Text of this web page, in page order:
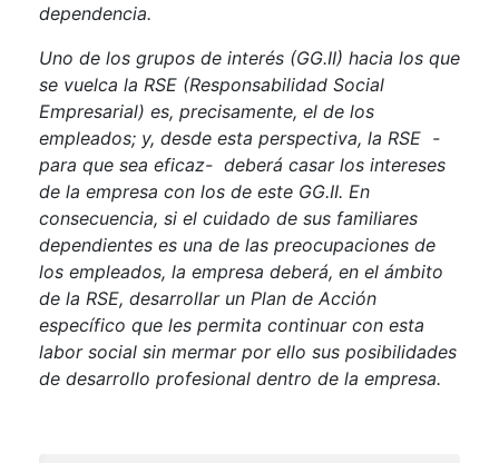
dependencia.
Uno de los grupos de interés (GG.II) hacia los que
se vuelca la RSE (Responsabilidad Social
Empresarial) es, precisamente, el de los
empleados; y, desde esta perspectiva, la RSE -
para que sea eficaz- deberá casar los intereses
de la empresa con los de este GG.II. En
consecuencia, si el cuidado de sus familiares
dependientes es una de las preocupaciones de
los empleados, la empresa deberá, en el ámbito
de la RSE, desarrollar un Plan de Acción
específico que les permita continuar con esta
labor social sin mermar por ello sus posibilidades
de desarrollo profesional dentro de la empresa.